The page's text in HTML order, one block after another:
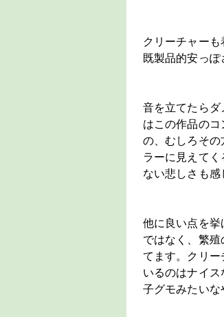
クリーチャー
既製品的安っぽ
音を立てたら
はこの作品の
の、むしろそ
ラーに見えて
ない悲しさも感
他に良い点を
ではなく、繁
てます。クリ
いるのはナイ
子グモみたいな